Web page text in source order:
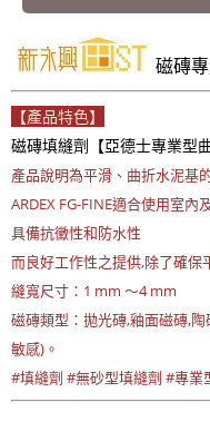
磁磚
【產品特色】
磁磚填縫劑【亞德士專業型
產品說明為平滑、曲折水泥基
ARDEX FG-FINE適合使用室內
具備抗黴性和防水性
而良好工作性之提供,除了確
縫寬尺寸：1 mm ～4 mm
磁磚類型：拋光磚,釉面磁磚,
敏感)。
#填縫劑 #無砂型填縫劑 #專業